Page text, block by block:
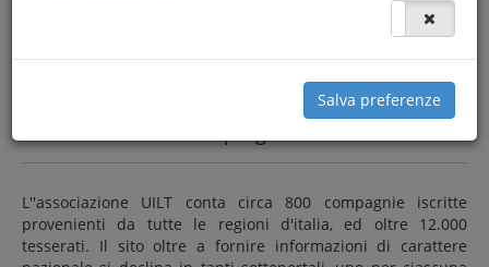
L''associazione UILT conta circa 800 compagnie iscritte
provenienti da tutte le regioni d'italia, ed oltre 12.000
tesserati. Il sito oltre a fornire informazioni di carattere
Salva preferenze